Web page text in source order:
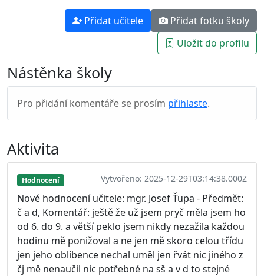
Přidat učitele
Přidat fotku školy
Uložit do profilu
Nástěnka školy
Pro přidání komentáře se prosím přihlaste.
Aktivita
Hodnocení Vytvořeno: 2025-12-29T03:14:38.000Z
Nové hodnocení učitele: mgr. Josef Ťupa - Předmět:
č a d, Komentář: ještě že už jsem pryč měla jsem ho
od 6. do 9. a větší peklo jsem nikdy nezažila každou
hodinu mě ponižoval a ne jen mě skoro celou třídu
jen jeho oblíbence nechal uměl jen řvát nic jiného z
čj mě nenaučil nic potřebné na sš a v d to stejné